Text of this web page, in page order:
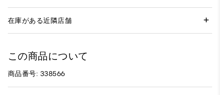
在庫がある近隣店舗
この商品について
商品番号: 338566